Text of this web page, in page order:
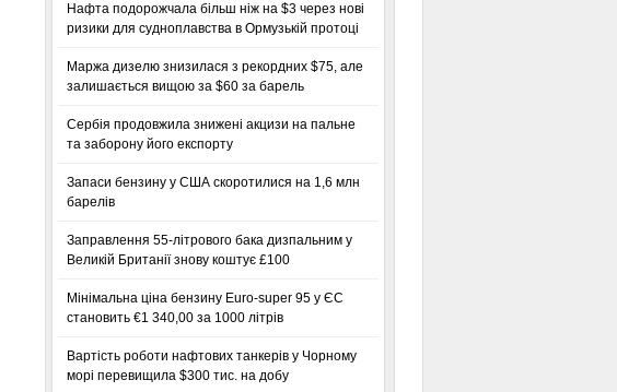
Нафта подорожчала більш ніж на $3 через нові
ризики для судноплавства в Ормузькій протоці
Маржа дизелю знизилася з рекордних $75, але
залишається вищою за $60 за барель
Сербія продовжила знижені акцизи на пальне
та заборону його експорту
Запаси бензину у США скоротилися на 1,6 млн
барелів
Заправлення 55-літрового бака дизпальним у
Великій Британії знову коштує £100
Мінімальна ціна бензину Euro-super 95 у ЄС
становить €1 340,00 за 1000 літрів
Вартість роботи нафтових танкерів у Чорному
морі перевищила $300 тис. на добу